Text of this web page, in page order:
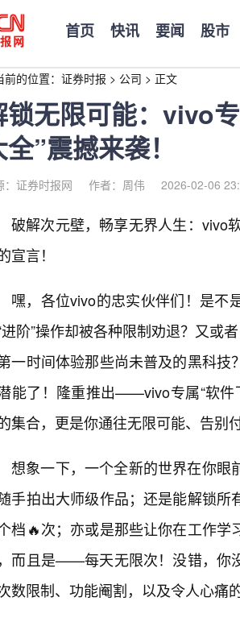
首页 快讯 要闻 股市
的位置： 证券时报 > 公司 > 正文
锁无限可能：vivo
”震撼来袭！
：证券时报网 作者：周伟 2026-02-06
破解次元壁，畅享无界人生：vivo
宣言！
嘿，各位vivo的忠实伙伴们！是不
进阶”操作却被各种限制劝退？又或
一时间体验那些尚未普及的黑科
能了！隆重推出——vivo专属“软件
集合，更是你通往无限可能、告别
想象一下，一个全新的世界在你眼
手拍出大师级作品；还是能解锁
档🔥次；亦或是那些让你在工作
而且是——每天无限次！没错，你
数限制、功能阉割，以及令人心痛